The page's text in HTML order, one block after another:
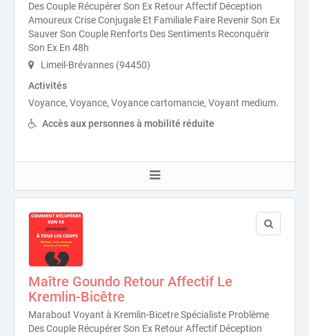
Des Couple Récupérer Son Ex Retour Affectif Déception
Amoureux Crise Conjugale Et Familiale Faire Revenir Son Ex
Sauver Son Couple Renforts Des Sentiments Reconquérir
Son Ex En 48h
Limeil-Brévannes (94450)
Activités
Voyance, Voyance, Voyance cartomancie, Voyant medium.
Accès aux personnes à mobilité réduite
Maître Goundo Retour Affectif Le
Kremlin-Bicêtre
Marabout Voyant à Kremlin-Bicetre Spécialiste Problème
Des Couple Récupérer Son Ex Retour Affectif Déception